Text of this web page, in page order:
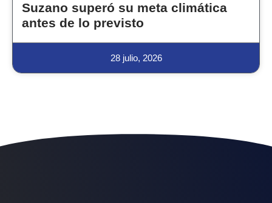
Suzano superó su meta climática
antes de lo previsto
28 julio, 2026